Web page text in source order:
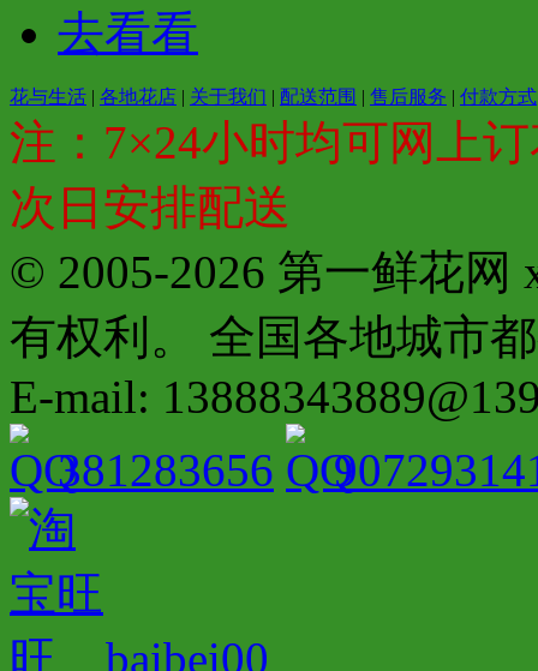
去看看
花与生活 | 各地花店 | 关于我们 | 配送范围 | 售后服务 | 付款方式
注：7×24小时均可网上
次日安排配送
© 2005-2026 第一鲜花网
有权利。 全国各地城市
E-mail:
381283656
baibei00